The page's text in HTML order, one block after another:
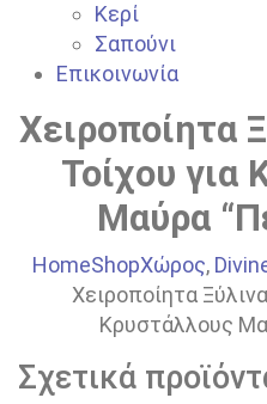
Κερί
Σαπούνι
Επικοινωνία
Χειροποίητα
Τοίχου για
Μαύρα
HomeShopΧώρος,
Χειροποίητα
Κρυστάλλους
Σχετικά